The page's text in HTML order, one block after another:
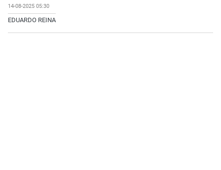
14-08-2025 05:30
EDUARDO REINA